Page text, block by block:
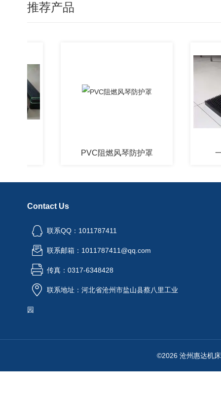
推荐产品
PVC阻燃风琴防护罩 一字
Contact Us
联系QQ：1011787411
联系邮箱：1011787411@qq.com
传真：0317-6348428
联系地址：河北省沧州市盐山县蔡八里工业
园
©2026 沧州惠达机